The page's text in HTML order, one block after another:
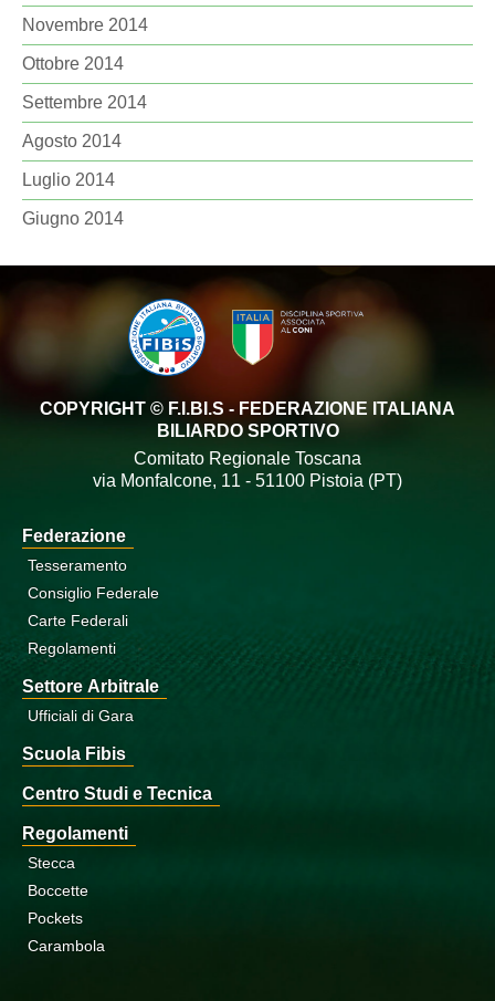
Novembre 2014
Ottobre 2014
Settembre 2014
Agosto 2014
Luglio 2014
Giugno 2014
COPYRIGHT © F.I.BI.S - FEDERAZIONE ITALIANA
BILIARDO SPORTIVO
Comitato Regionale Toscana
via Monfalcone, 11 - 51100 Pistoia (PT)
Federazione
Tesseramento
Consiglio Federale
Carte Federali
Regolamenti
Settore Arbitrale
Ufficiali di Gara
Scuola Fibis
Centro Studi e Tecnica
Regolamenti
Stecca
Boccette
Pockets
Carambola